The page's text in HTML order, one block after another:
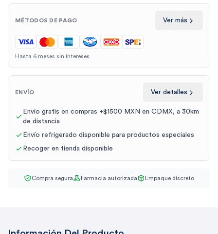
MÉTODOS DE PAGO Ver más
Hasta 6 meses sin intereses
ENVÍO Ver detalles
Envío gratis en compras +$1500 MXN en CDMX, a 30km
de distancia
Envío refrigerado disponible para productos especiales
Recoger en tienda disponible
Compra segura Farmacia autorizada Empaque discreto